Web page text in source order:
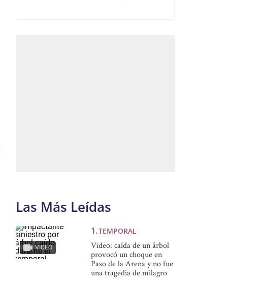
Las Más Leídas
VIDEO
TEMPORAL
Video: caída de un árbol
provocó un choque en
Paso de la Arena y no fue
una tragedia de milagro